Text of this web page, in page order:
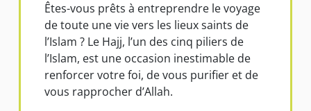
Êtes-vous prêts à entreprendre le voyage
de toute une vie vers les lieux saints de
l’Islam ? Le Hajj, l’un des cinq piliers de
l’Islam, est une occasion inestimable de
renforcer votre foi, de vous purifier et de
vous rapprocher d’Allah.